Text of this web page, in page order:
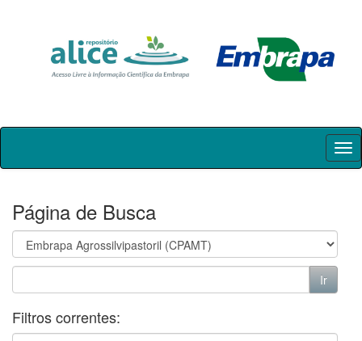
Skip
Página de Busca
Filtros correntes: